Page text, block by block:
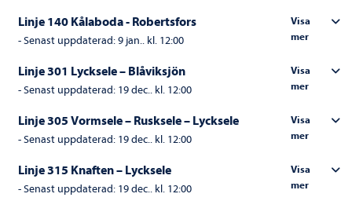
Linje 140 Kålaboda - Robertsfors
-Senast uppdaterad:9 jan.. kl. 12:00
Visa
mer
Linje 301 Lycksele – Blåviksjön
-Senast uppdaterad: 19 dec.. kl. 12:00
Visa
mer
Linje 305 Vormsele – Rusksele – Lycksele
-Senast uppdaterad: 19 dec.. kl. 12:00
Visa
mer
Linje 315 Knaften – Lycksele
-Senast uppdaterad: 19 dec.. kl. 12:00
Visa
mer